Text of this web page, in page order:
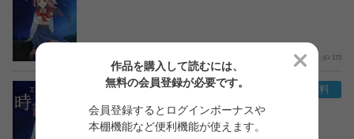
作品を購入して読むには、
無料の会員登録が必要です。
会員登録するとログインボーナスや
本棚機能など便利機能が使えます。
173
第7話 トリナウス港・一難去ってまた一